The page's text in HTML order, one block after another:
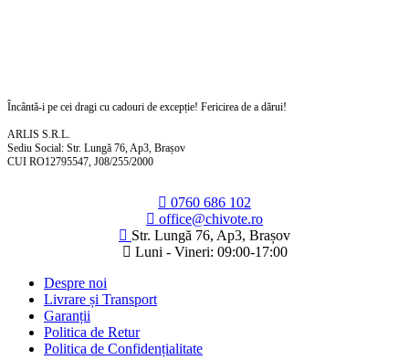
Încântă-i pe cei dragi cu cadouri de excepție! Fericirea de a dărui!
ARLIS S.R.L.
Sediu Social: Str. Lungă 76, Ap3, Brașov
CUI RO12795547, J08/255/2000
0760 686 102
office@chivote.ro
Str. Lungă 76, Ap3, Brașov
Luni - Vineri: 09:00-17:00
Despre noi
Livrare și Transport
Garanții
Politica de Retur
Politica de Confidențialitate